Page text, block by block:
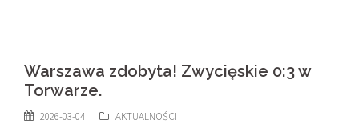
Warszawa zdobyta! Zwycięskie 0:3 w
Torwarze.
2026-03-04 AKTUALNOŚCI